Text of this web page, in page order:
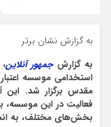
به گزارش نشان برتر
به گزارشجمهور آنلاین
مقدس برگزار شد. این
فعالیت در این
بخش‌های مختلف، به